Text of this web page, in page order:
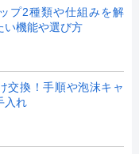
プ2種類や仕組みを解
い機能や選び方
交換！手順や泡沫キャ
入れ